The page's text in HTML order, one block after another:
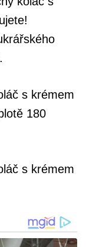
180